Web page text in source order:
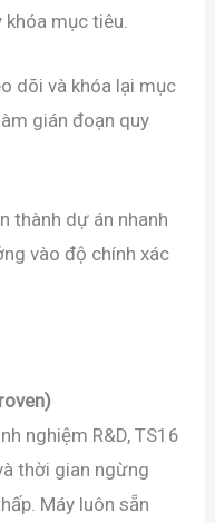
mục tiêu.
dõi và khóa lại mục
gián đoạn quy
thành dự án nhanh
vào độ chính xác
nghiệm R&D, TS16
thời gian ngừng
Máy luôn sẵn